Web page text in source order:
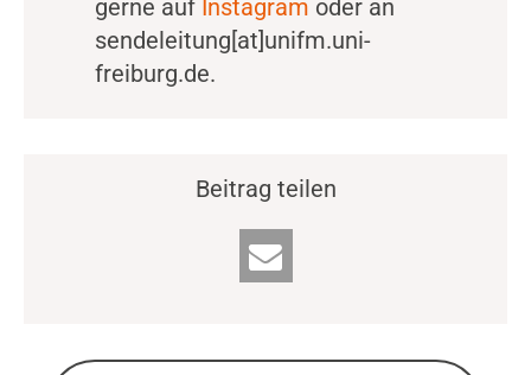
gerne auf Instagram oder an
sendeleitung[at]unifm.uni-
freiburg.de.
Beitrag teilen